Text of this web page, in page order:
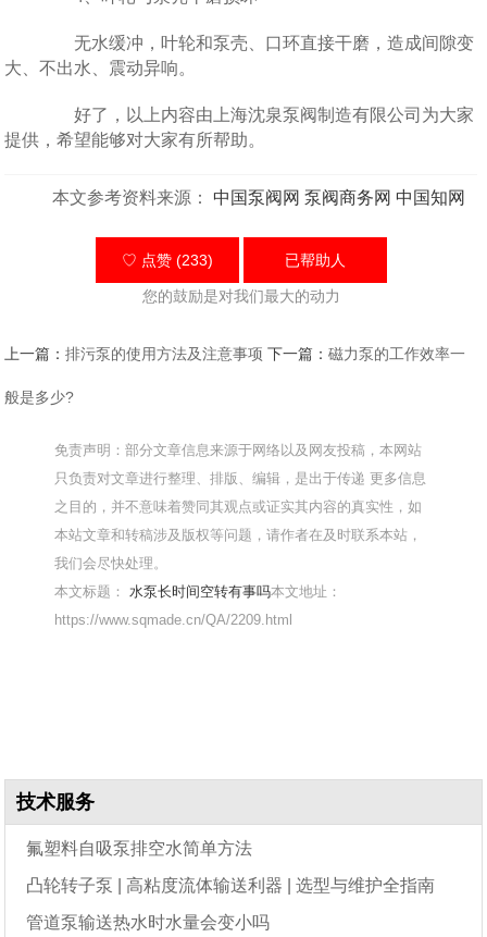
无水缓冲，叶轮和泵壳、口环直接干磨，造成间隙变
大、不出水、震动异响。
好了，以上内容由上海沈泉泵阀制造有限公司为大家
提供，希望能够对大家有所帮助。
本文参考资料来源： 中国泵阀网 泵阀商务网 中国知网
♡ 点赞 (233) 已帮助 人
您的鼓励是对我们最大的动力
上一篇：排污泵的使用方法及注意事项 下一篇：磁力泵的工作效率一
般是多少?
免责声明：部分文章信息来源于网络以及网友投稿，本网站
只负责对文章进行整理、排版、编辑，是出于传递 更多信息
之目的，并不意味着赞同其观点或证实其内容的真实性，如
本站文章和转稿涉及版权等问题，请作者在及时联系本站，
我们会尽快处理。
本文标题： 水泵长时间空转有事吗本文地址：
https://www.sqmade.cn/QA/2209.html
技术服务
氟塑料自吸泵排空水简单方法
凸轮转子泵 | 高粘度流体输送利器 | 选型与维护全指南
管道泵输送热水时水量会变小吗